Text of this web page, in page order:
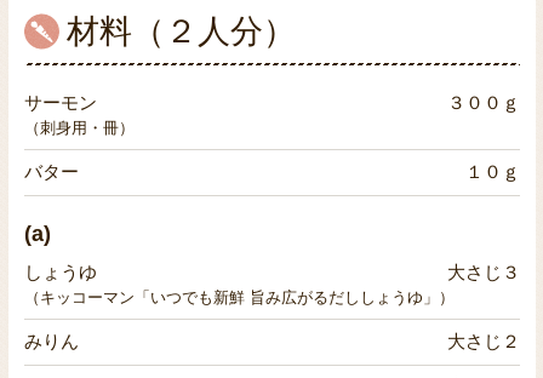
材料（２人分）
サーモン ３００ｇ
（刺身用・冊）
バター １０ｇ
(a)
しょうゆ 大さじ３
（キッコーマン「いつでも新鮮 旨み広がるだししょうゆ」）
みりん 大さじ２